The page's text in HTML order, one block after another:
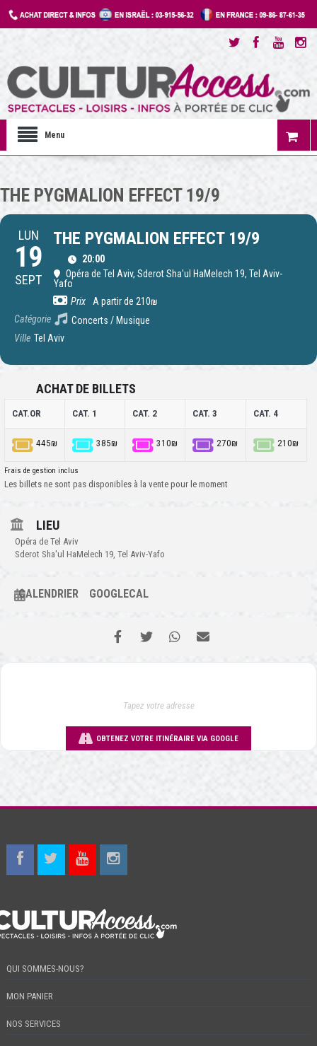
Menu
THE PYGMALION EFFECT 19/9
LUN
19
SEPT
THE PYGMALION EFFECT 19/9
20:00
Opéra de Tel Aviv, Sderot Sha'ul HaMelech 19, Tel Aviv-
Yafo
Prix
A partir de 210₪
Catégorie
Concerts / Musique
Ville Tel Aviv
ACHAT DE BILLETS
CAT.OR CAT. 1 CAT. 2 CAT. 3 CAT. 4
445₪ 385₪ 310₪ 270₪ 210₪
Frais de gestion inclus
Les billets ne sont pas disponibles à la vente pour le moment
LIEU
Opéra de Tel Aviv
Sderot Sha'ul HaMelech 19, Tel Aviv-Yafo
CALENDRIER GOOGLECAL
OBTENEZ VOTRE ITINÉRAIRE VIA GOOGLE
QUI SOMMES-NOUS?
MON PANIER
NOS SERVICES